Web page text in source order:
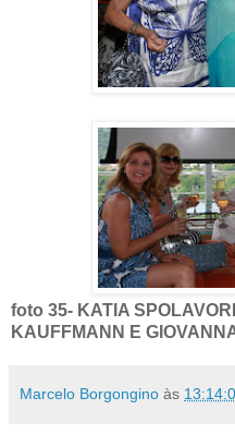
foto 35- KATIA
KAUFFMANN E
Marcelo Borgongino às